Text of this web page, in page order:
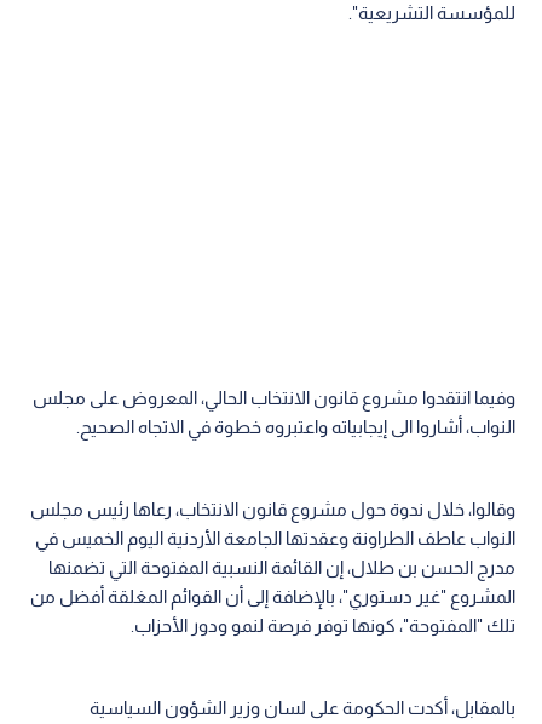
للمؤسسة التشريعية".
وفيما انتقدوا مشروع قانون الانتخاب الحالي، المعروض على مجلس
النواب، أشاروا الى إيجابياته واعتبروه خطوة في الاتجاه الصحيح.
وقالوا، خلال ندوة حول مشروع قانون الانتخاب، رعاها رئيس مجلس
النواب عاطف الطراونة وعقدتها الجامعة الأردنية اليوم الخميس في
مدرج الحسن بن طلال، إن القائمة النسبية المفتوحة التي تضمنها
المشروع "غير دستوري"، بالإضافة إلى أن القوائم المغلقة أفضل من
تلك "المفتوحة"، كونها توفر فرصة لنمو ودور الأحزاب.
بالمقابل، أكدت الحكومة على لسان وزير الشؤون السياسية